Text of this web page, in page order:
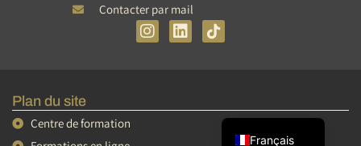
Contacter par mail
I
n
g
L
i
d
Plan du site
Centre de formation
Français
English